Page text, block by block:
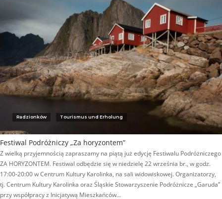
Radzionków Tourismus und Erholung
Festiwal Podróżniczy „Za horyzontem”
Z wielką przyjemnością zapraszamy na piątą już edycję Festiwalu Podróżniczego
ZA HORYZONTEM. Festiwal odbędzie się w niedzielę 22 września br., w godz.
17:00-20:00 w Centrum Kultury Karolinka, na sali widowiskowej. Organizatorzy,
tj. Centrum Kultury Karolinka oraz Śląskie Stowarzyszenie Podróżnicze „Garuda”
przy współpracy z Inicjatywą Mieszkańców…